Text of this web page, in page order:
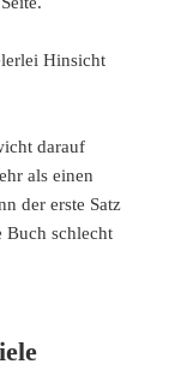
Hinsicht
darauf
als einen
der erste Satz
Buch schlecht